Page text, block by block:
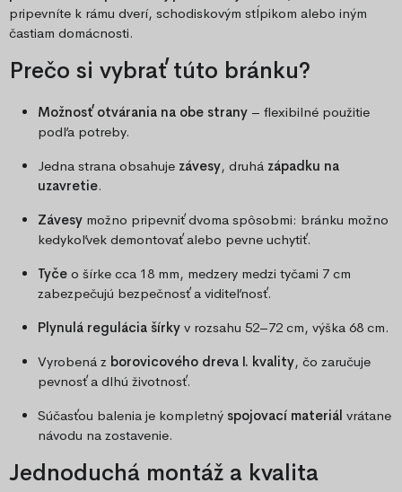
pripevníte k rámu dverí, schodiskovým stĺpikom alebo iným
častiam domácnosti.
Prečo si vybrať túto bránku?
Možnosť otvárania na obe strany – flexibilné použitie
podľa potreby.
Jedna strana obsahuje závesy, druhá západku na
uzavretie.
Závesy možno pripevniť dvoma spôsobmi: bránku možno
kedykoľvek demontovať alebo pevne uchytiť.
Tyče o šírke cca 18 mm, medzery medzi tyčami 7 cm
zabezpečujú bezpečnosť a viditeľnosť.
Plynulá regulácia šírky v rozsahu 52–72 cm, výška 68 cm.
Vyrobená z borovicového dreva I. kvality, čo zaručuje
pevnosť a dlhú životnosť.
Súčasťou balenia je kompletný spojovací materiál vrátane
návodu na zostavenie.
Jednoduchá montáž a kvalita